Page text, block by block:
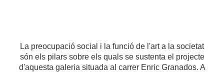
La preocupació social i la funció de l'art a la societat
són els pilars sobre els quals se sustenta el projecte
d'aquesta galeria situada al carrer Enric Granados. A